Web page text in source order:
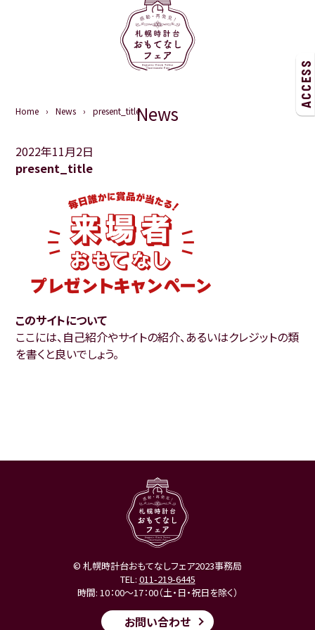
ACCESS
Home News present_titleNews
2022年11月2日
present_title
このサイトについて
ここには、自己紹介やサイトの紹介、あるいはクレジットの類
を書くと良いでしょう。
© 札幌時計台おもてなしフェア2023事務局
TEL: 011-219-6445
時間: 10：00～17：00（土・日・祝日を除く）
お問い合わせ